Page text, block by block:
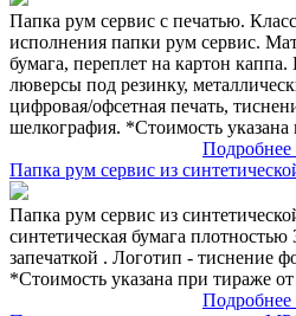
Папка рум сервис с печатью.
исполнения папки рум сервис.
бумага, переплет на картон
люверсы под резинку,
цифровая/офсетная печать,
шелкография. *Стоимость
Подробнее
Папка рум сервис из
Папка рум сервис из
синтетическая бумага
запечаткой . Логотип - тиснение
*Стоимость указана при тираже
Подробнее